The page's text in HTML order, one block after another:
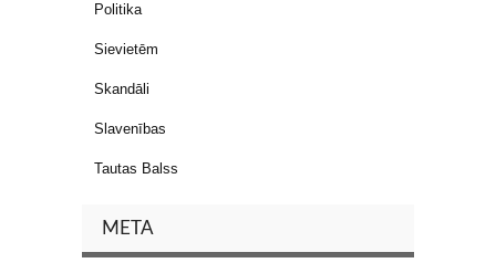
Politika
Sievietēm
Skandāli
Slavenības
Tautas Balss
META